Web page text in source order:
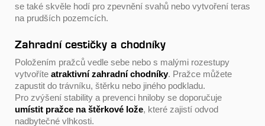
se také skvěle hodí pro zpevnění svahů nebo vytvoření teras
na prudších pozemcích.
Zahradní cestičky a chodníky
Položením pražců vedle sebe nebo s malými rozestupy
vytvoříte atraktivní zahradní chodníky. Pražce můžete
zapustit do trávníku, štěrku nebo jiného podkladu.
Pro zvýšení stability a prevenci hniloby se doporučuje
umístit pražce na štěrkové lože, které zajistí odvod
nadbytečné vlhkosti.